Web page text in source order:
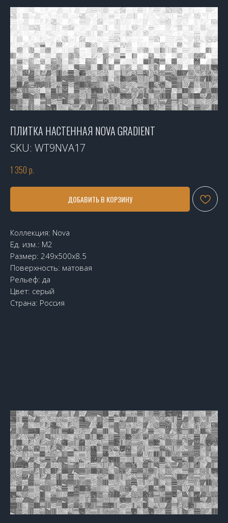
ПЛИТКА НАСТЕННАЯ NOVA GRADIENT
SKU: WT9NVA17
1 350 р.
ДОБАВИТЬ В КОРЗИНУ
Коллекция: Nova
Ед. изм.: М2
Размер: 249x500x8.5
Поверхность: матовая
Рельеф: да
Цвет: серый
Страна: Россия